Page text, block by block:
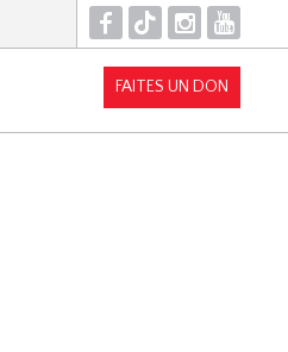
F T I Y
FAITES UN DON